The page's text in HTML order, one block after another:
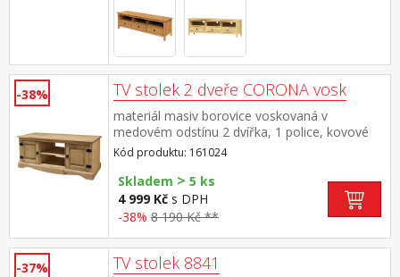
-38% TV stolek 2 dveře CORONA vosk
materiál masiv borovice voskovaná v
medovém odstínu 2 dvířka, 1 police, kovové
ozdobné úchytky součást sestavy Corona
Kód produktu: 161024
Skladem > 5 ks
4 999 Kč s DPH
-38% 8 190 Kč **
-37% TV stolek 8841